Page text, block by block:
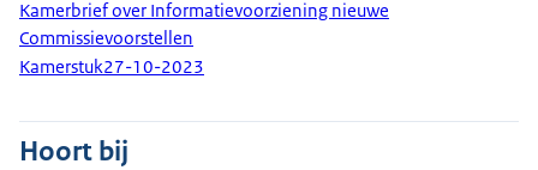
Kamerbrief over Informatievoorziening nieuwe
Commissievoorstellen
Kamerstuk27-10-2023
Hoort bij